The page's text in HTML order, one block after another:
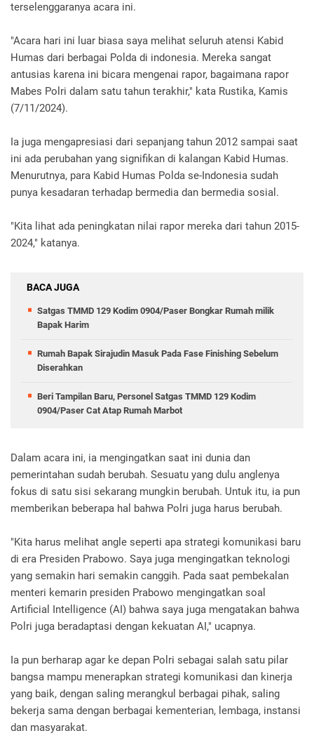
terselenggaranya acara ini.
"Acara hari ini luar biasa saya melihat seluruh atensi Kabid
Humas dari berbagai Polda di indonesia. Mereka sangat
antusias karena ini bicara mengenai rapor, bagaimana rapor
Mabes Polri dalam satu tahun terakhir," kata Rustika, Kamis
(7/11/2024).
Ia juga mengapresiasi dari sepanjang tahun 2012 sampai saat
ini ada perubahan yang signifikan di kalangan Kabid Humas.
Menurutnya, para Kabid Humas Polda se-Indonesia sudah
punya kesadaran terhadap bermedia dan bermedia sosial.
"Kita lihat ada peningkatan nilai rapor mereka dari tahun 2015-
2024," katanya.
BACA JUGA
Satgas TMMD 129 Kodim 0904/Paser Bongkar Rumah milik
Bapak Harim
Rumah Bapak Sirajudin Masuk Pada Fase Finishing Sebelum
Diserahkan
Beri Tampilan Baru, Personel Satgas TMMD 129 Kodim
0904/Paser Cat Atap Rumah Marbot
Dalam acara ini, ia mengingatkan saat ini dunia dan
pemerintahan sudah berubah. Sesuatu yang dulu anglenya
fokus di satu sisi sekarang mungkin berubah. Untuk itu, ia pun
memberikan beberapa hal bahwa Polri juga harus berubah.
"Kita harus melihat angle seperti apa strategi komunikasi baru
di era Presiden Prabowo. Saya juga mengingatkan teknologi
yang semakin hari semakin canggih. Pada saat pembekalan
menteri kemarin presiden Prabowo mengingatkan soal
Artificial Intelligence (AI) bahwa saya juga mengatakan bahwa
Polri juga beradaptasi dengan kekuatan AI," ucapnya.
Ia pun berharap agar ke depan Polri sebagai salah satu pilar
bangsa mampu menerapkan strategi komunikasi dan kinerja
yang baik, dengan saling merangkul berbagai pihak, saling
bekerja sama dengan berbagai kementerian, lembaga, instansi
dan masyarakat.